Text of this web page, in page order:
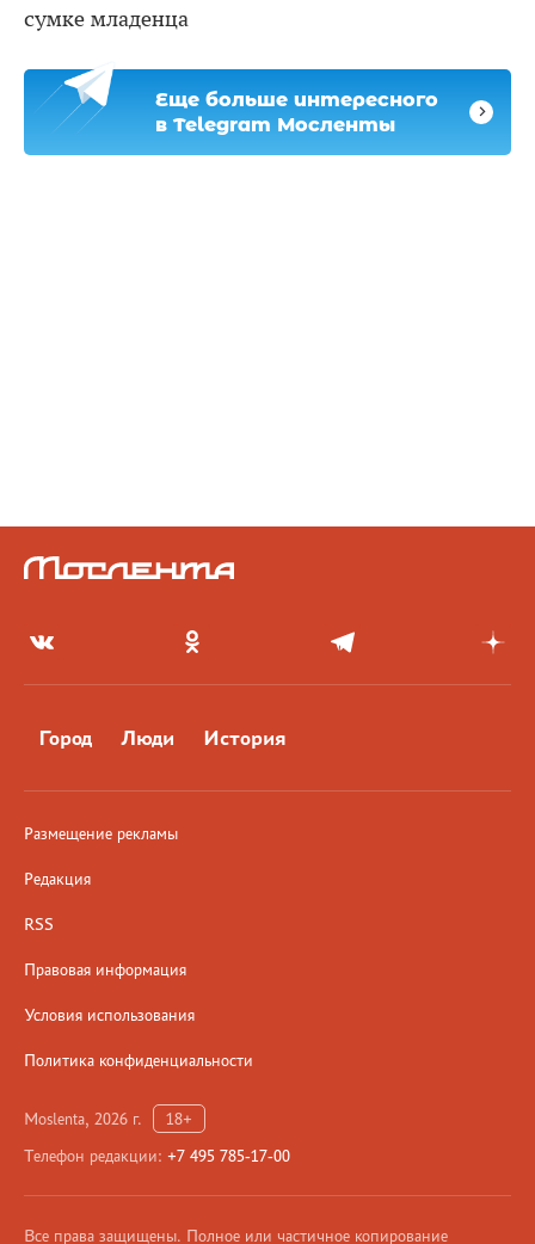
сумке младенца
Еще больше интересного
в Telegram Мосленты
Город Люди История
Размещение рекламы
Редакция
RSS
Правовая информация
Условия использования
Политика конфиденциальности
Moslenta, 2026 г.
18+
Телефон редакции: +7 495 785-17-00
Все права защищены. Полное или частичное копирование